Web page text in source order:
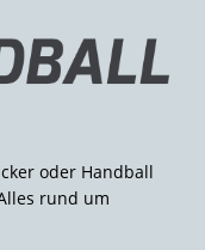
oder Handball
rund um